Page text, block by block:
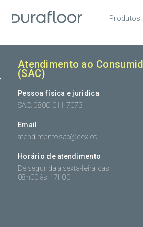
Produtos
Atendimento ao
(SAC)
Pessoa física e juridica
SAC: 0800 011 7073
Email
atendimento.sac@dex.co
Horário de atendimento
De segunda à sexta-feira das
08h00 às 17h00